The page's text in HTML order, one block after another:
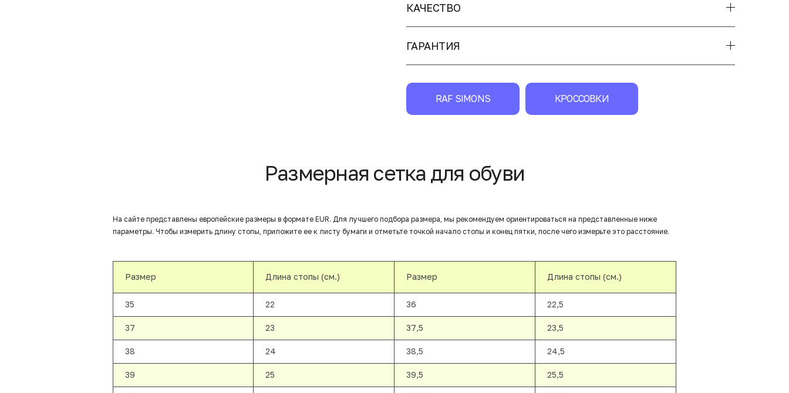
КАЧЕСТВО
ГАРАНТИЯ
RAF SIMONS КРОССОВКИ
Размерная сетка для обуви
На сайте представлены европейские размеры в формате EUR. Для лучшего подбора размера, мы рекомендуем ориентироваться на представленные ниже
параметры. Чтобы измерить длину стопы, приложите ее к листу бумаги и отметьте точкой начало стопы и конец пятки, после чего измерьте это расстояние.
Размер Длина стопы (см.) Размер Длина стопы (см.)
35 22 36 22,5
37 23 37,5 23,5
38 24 38,5 24,5
39 25 39,5 25,5